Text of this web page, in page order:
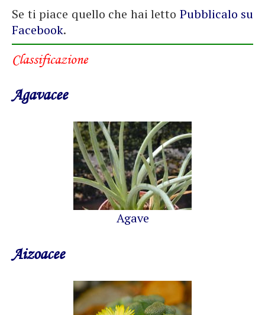
Se ti piace quello che hai letto Pubblicalo su
Facebook.
Classificazione
Agavacee
Agave
Aizoacee